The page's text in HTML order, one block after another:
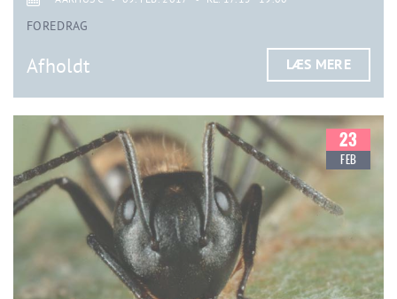
FOREDRAG
Afholdt LÆS MERE
23
FEB